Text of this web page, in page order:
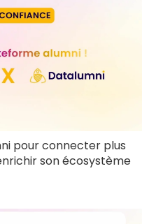
pour connecter plus
son écosystème